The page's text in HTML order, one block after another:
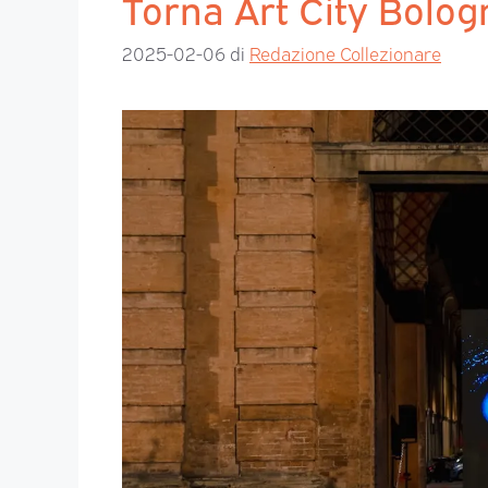
2025-02-06 di Redazione Collezionare